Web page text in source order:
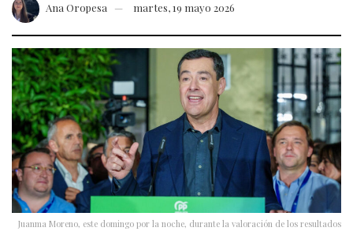
Ana Oropesa martes, 19 mayo 2026
Juanma Moreno, este domingo por la noche, durante la valoración de los resultados